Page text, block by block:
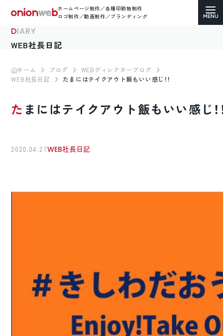
ホームページ制作／各種印刷物制作
ロゴ制作／動画制作／ブランディング
ホームページ制作
コーポレートサイト
DIARY
WEB社長日記
ホーム ブログ
WEBディレクターブログ
WEB社長日記
たまにはテイクアウト飯もいい感じ！！
たまにはテイクアウト飯もいい感じ！
2020.04.27WEB社長日記